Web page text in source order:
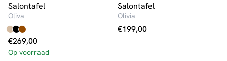
Salontafel
Oliva
€269,00
Op voorraad
Salontafel
Olivia
€199,00